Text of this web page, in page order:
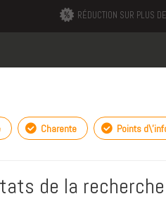
RÉDUCTION SUR PLUS
Charente Points
de la